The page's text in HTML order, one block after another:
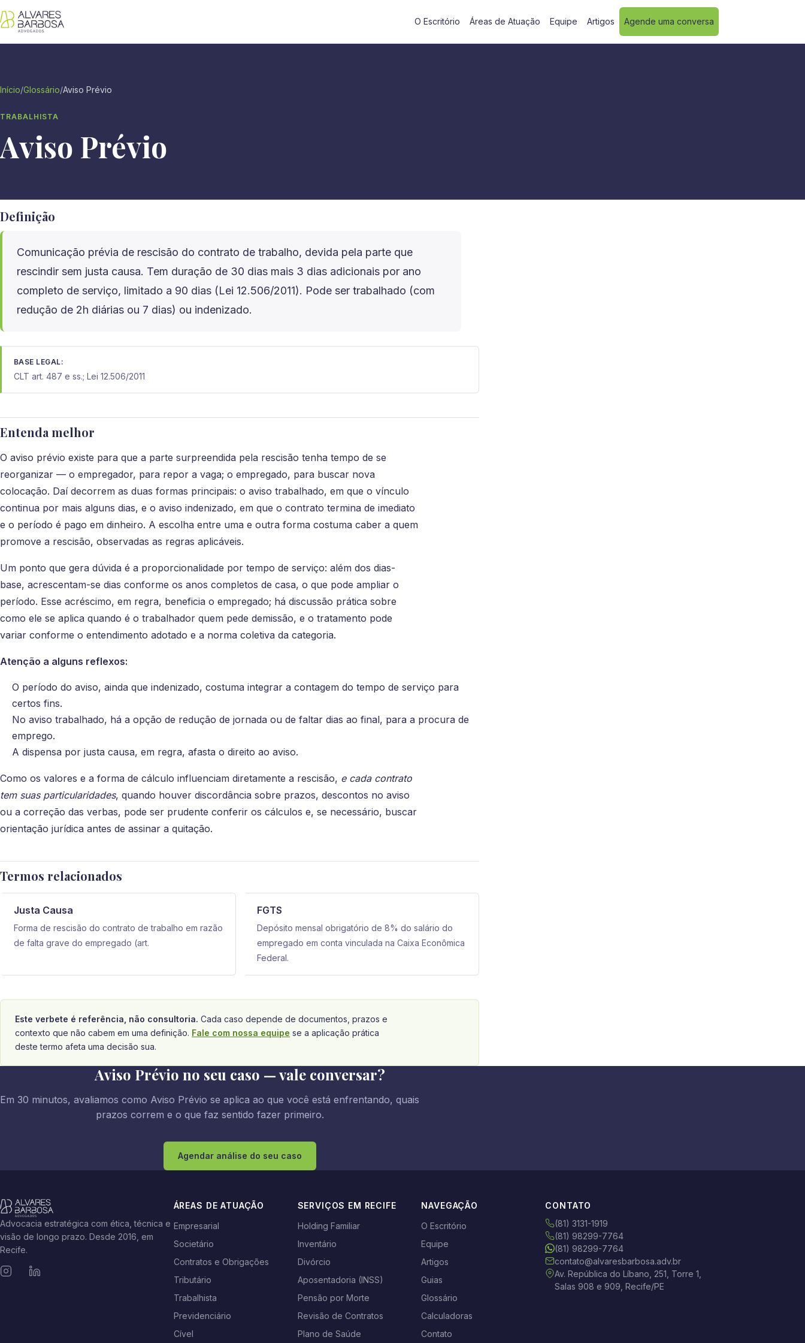
O Escritório Áreas de Atuação Equipe Artigos Agende uma conversa
Início/Glossário/Aviso Prévio
TRABALHISTA
Aviso Prévio
Definição
Comunicação prévia de rescisão do contrato de trabalho, devida pela parte que
rescindir sem justa causa. Tem duração de 30 dias mais 3 dias adicionais por ano
completo de serviço, limitado a 90 dias (Lei 12.506/2011). Pode ser trabalhado (com
redução de 2h diárias ou 7 dias) ou indenizado.
BASE LEGAL:
CLT art. 487 e ss.; Lei 12.506/2011
Entenda melhor
O aviso prévio existe para que a parte surpreendida pela rescisão tenha tempo de se
reorganizar — o empregador, para repor a vaga; o empregado, para buscar nova
colocação. Daí decorrem as duas formas principais: o aviso trabalhado, em que o vínculo
continua por mais alguns dias, e o aviso indenizado, em que o contrato termina de imediato
e o período é pago em dinheiro. A escolha entre uma e outra forma costuma caber a quem
promove a rescisão, observadas as regras aplicáveis.
Um ponto que gera dúvida é a proporcionalidade por tempo de serviço: além dos dias-
base, acrescentam-se dias conforme os anos completos de casa, o que pode ampliar o
período. Esse acréscimo, em regra, beneficia o empregado; há discussão prática sobre
como ele se aplica quando é o trabalhador quem pede demissão, e o tratamento pode
variar conforme o entendimento adotado e a norma coletiva da categoria.
Atenção a alguns reflexos:
O período do aviso, ainda que indenizado, costuma integrar a contagem do tempo de serviço para
certos fins.
No aviso trabalhado, há a opção de redução de jornada ou de faltar dias ao final, para a procura de
emprego.
A dispensa por justa causa, em regra, afasta o direito ao aviso.
Como os valores e a forma de cálculo influenciam diretamente a rescisão, e cada contrato
tem suas particularidades, quando houver discordância sobre prazos, descontos no aviso
ou a correção das verbas, pode ser prudente conferir os cálculos e, se necessário, buscar
orientação jurídica antes de assinar a quitação.
Termos relacionados
Justa Causa
Forma de rescisão do contrato de trabalho em razão
de falta grave do empregado (art.
FGTS
Depósito mensal obrigatório de 8% do salário do
empregado em conta vinculada na Caixa Econômica
Federal.
Este verbete é referência, não consultoria. Cada caso depende de documentos, prazos e
contexto que não cabem em uma definição. Fale com nossa equipe se a aplicação prática
deste termo afeta uma decisão sua.
Aviso Prévio no seu caso — vale conversar?
Em 30 minutos, avaliamos como Aviso Prévio se aplica ao que você está enfrentando, quais
prazos correm e o que faz sentido fazer primeiro.
Agendar análise do seu caso
Advocacia estratégica com ética, técnica e
visão de longo prazo. Desde 2016, em
Recife.
ÁREAS DE ATUAÇÃO
Empresarial
Societário
Contratos e Obrigações
Tributário
Trabalhista
Previdenciário
Cível
SERVIÇOS EM RECIFE
Holding Familiar
Inventário
Divórcio
Aposentadoria (INSS)
Pensão por Morte
Revisão de Contratos
Plano de Saúde
NAVEGAÇÃO
O Escritório
Equipe
Artigos
Guias
Glossário
Calculadoras
Contato
CONTATO
(81) 3131-1919
(81) 98299-7764
(81) 98299-7764
contato@alvaresbarbosa.adv.br
Av. República do Líbano, 251, Torre 1,
Salas 908 e 909, Recife/PE